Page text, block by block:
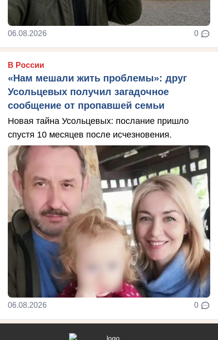
06.08.2026 0
В России
«Нам мешали жить проблемы»: друг
Усольцевых получил загадочное
сообщение от пропавшей семьи
Новая тайна Усольцевых: послание пришло
спустя 10 месяцев после исчезновения.
06.08.2026 0